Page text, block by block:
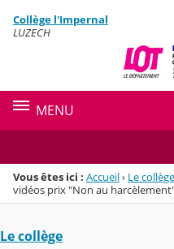
Menu de la rubrique
Contenu
Collège l'Impernal
LUZECH
MENU
Vous êtes ici : Accueil› Le collège
vidéos prix "Non au
Le collège